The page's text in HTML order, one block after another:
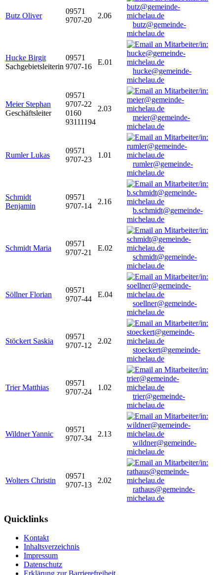
Butz Oliver
09571
9707-20
2.06
butz@gemeinde-
michelau.de
Hucke Birgit
Sachgebietsleiterin
09571
9707-16
E.01
hucke@gemeinde-
michelau.de
Meier Stephan
Geschäftsleiter
09571
9707-22
0160
93111194
2.03
meier@gemeinde-
michelau.de
Rumler Lukas
09571
9707-23
1.01
rumler@gemeinde-
michelau.de
Schmidt
Benjamin
09571
9707-14
2.16
b.schmidt@gemeinde-
michelau.de
Schmidt Maria
09571
9707-21
E.02
schmidt@gemeinde-
michelau.de
Söllner Florian
09571
9707-44
E.04
soellner@gemeinde-
michelau.de
Stöckert Saskia
09571
9707-12
2.02
stoeckert@gemeinde-
michelau.de
Trier Matthias
09571
9707-24
1.02
trier@gemeinde-
michelau.de
Wildner Yannic
09571
9707-34
2.13
wildner@gemeinde-
michelau.de
Wolters Christin
09571
9707-13
2.02
rathaus@gemeinde-
michelau.de
Quicklinks
Kontakt
Inhaltsverzeichnis
Impressum
Datenschutz